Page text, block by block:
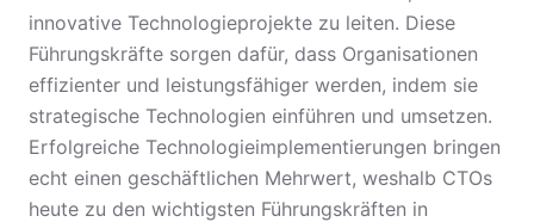
innovative Technologieprojekte zu leiten. Diese
Führungskräfte sorgen dafür, dass Organisationen
effizienter und leistungsfähiger werden, indem sie
strategische Technologien einführen und umsetzen.
Erfolgreiche Technologieimplementierungen bringen
echt einen geschäftlichen Mehrwert, weshalb CTOs
heute zu den wichtigsten Führungskräften in